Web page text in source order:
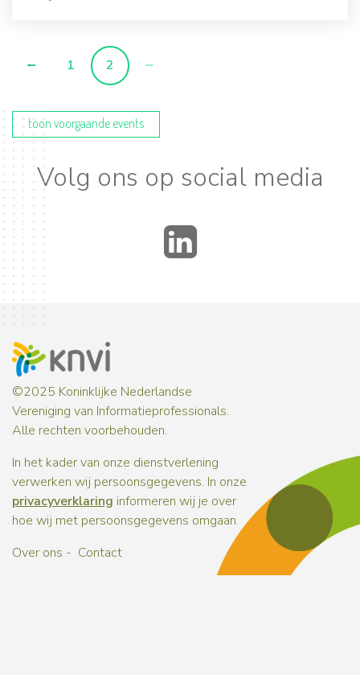
1 2
toon voorgaande events
Volg ons op social media
©2025 Koninklijke Nederlandse
Vereniging van Informatieprofessionals.
Alle rechten voorbehouden.
In het kader van onze dienstverlening
verwerken wij persoonsgegevens. In onze
privacyverklaring informeren wij je over
hoe wij met persoonsgegevens omgaan.
Over ons
Contact